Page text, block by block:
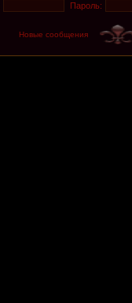
Пароль:
Новые сообщения